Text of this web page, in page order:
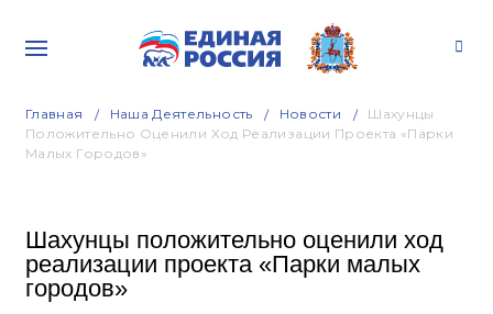
Главная Наша Деятельность Новости
Шахунцы
Положительно Оценили Ход Реализации Проекта «Парки
Малых Городов»
Шахунцы положительно оценили ход
реализации проекта «Парки малых
городов»